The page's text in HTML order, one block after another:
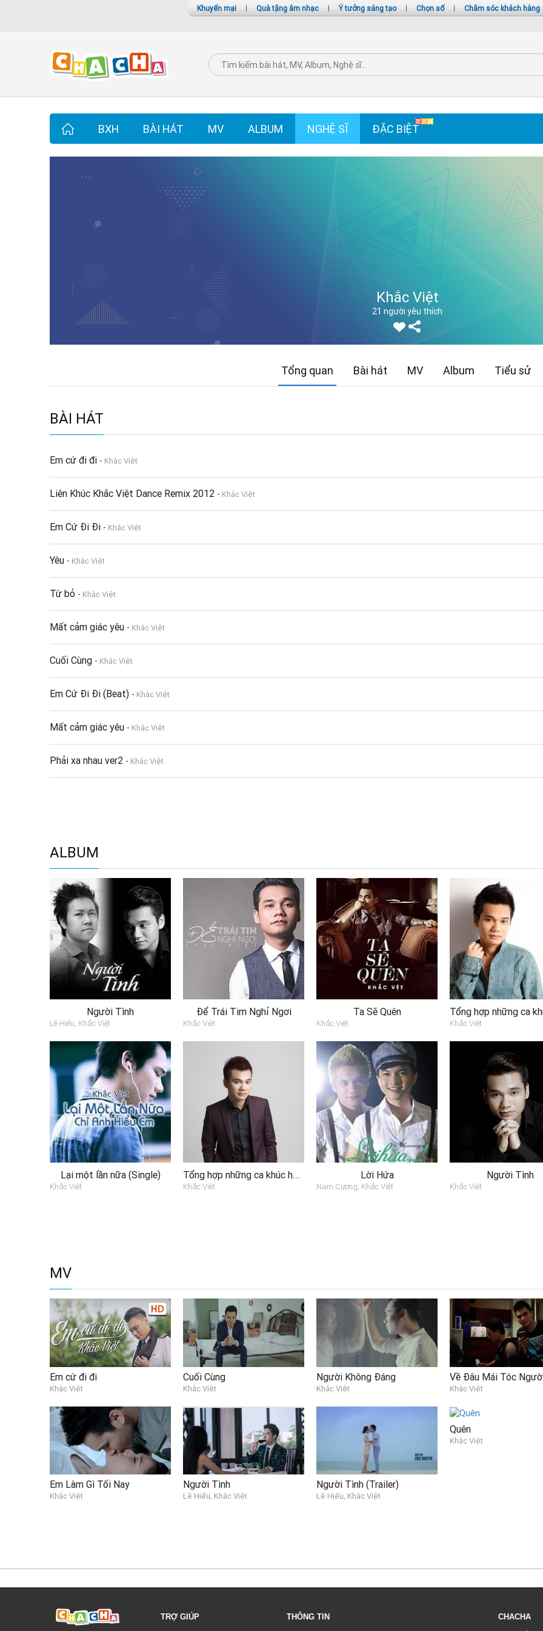
Khuyến mại | Quà tặng âm nhạc | Ý tưởng sáng tạo | Chọn số | Chăm sóc khách hàng
BXH BÀI HÁT MV ALBUM NGHỆ SĨ ĐẶC BIỆT
Khắc Việt
21 người yêu thích
Tổng quan Bài hát MV Album Tiểu sử
BÀI HÁT
Em cứ đi đi - Khắc Việt
Liên Khúc Khắc Việt Dance Remix 2012 - Khắc Việt
Em Cứ Đi Đi - Khắc Việt
Yêu - Khắc Việt
Từ bỏ - Khắc Việt
Mất cảm giác yêu - Khắc Việt
Cuối Cùng - Khắc Việt
Em Cứ Đi Đi (Beat) - Khắc Việt
Mất cảm giác yêu - Khắc Việt
Phải xa nhau ver2 - Khắc Việt
ALBUM
Người Tình
Lê Hiếu, Khắc Việt
Để Trái Tim Nghỉ Ngơi
Khắc Việt
Ta Sẽ Quên
Khắc Việt Khắc Việt
Lại một lần nữa (Single)
Khắc Việt
Tổng hợp những ca khúc hay nhất của ca sĩ Khắc Việt
Khắc Việt
Lời Hứa
Nam Cường, Khắc Việt
Người Tình
Khắc Việt
MV
Em cứ đi đi
Khắc Việt
Cuối Cùng
Khắc Việt
Người Không Đáng
Khắc Việt Khắc Việt
Em Làm Gì Tối Nay
Khắc Việt
Người Tình
Lê Hiếu, Khắc Việt
Người Tình (Trailer)
Lê Hiếu, Khắc Việt
Quên
Khắc Việt
TRỢ GIÚP
THÔNG TIN
CHACHA